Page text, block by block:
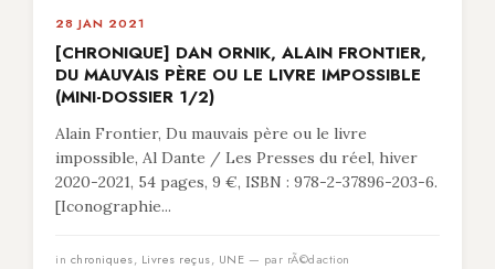
28 JAN 2021
[CHRONIQUE] DAN ORNIK, ALAIN FRONTIER,
DU MAUVAIS PÈRE OU LE LIVRE IMPOSSIBLE
(MINI-DOSSIER 1/2)
Alain Frontier, Du mauvais père ou le livre
impossible, Al Dante / Les Presses du réel, hiver
2020-2021, 54 pages, 9 €, ISBN : 978-2-37896-203-6.
[Iconographie...
in chroniques, Livres reçus, UNE — par rÃ©daction